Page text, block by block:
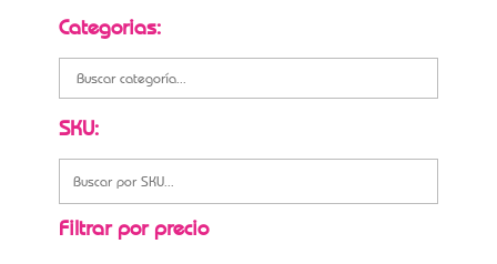
Categorias:
SKU:
Filtrar por precio